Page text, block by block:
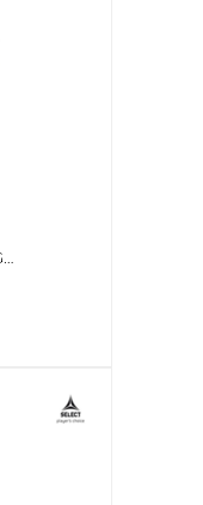
MANOMETR MOLTEN PGA 10